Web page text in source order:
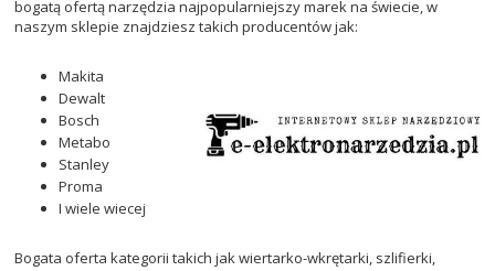
bogatą ofertą narzędzia najpopularniejszy marek na świecie, w
naszym sklepie znajdziesz takich producentów jak:
Makita
Dewalt
Bosch
Metabo
Stanley
Proma
I wiele wiecej
Bogata oferta kategorii takich jak wiertarko-wkrętarki, szlifierki,